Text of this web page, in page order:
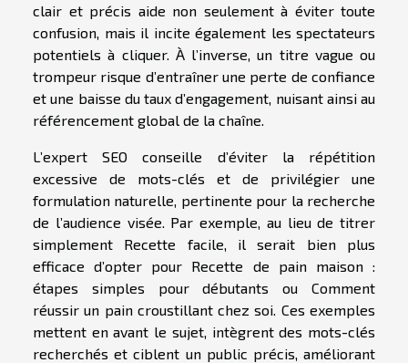
clair et précis aide non seulement à éviter toute
confusion, mais il incite également les spectateurs
potentiels à cliquer. À l’inverse, un titre vague ou
trompeur risque d’entraîner une perte de confiance
et une baisse du taux d’engagement, nuisant ainsi au
référencement global de la chaîne.
L’expert SEO conseille d’éviter la répétition
excessive de mots-clés et de privilégier une
formulation naturelle, pertinente pour la recherche
de l’audience visée. Par exemple, au lieu de titrer
simplement Recette facile, il serait bien plus
efficace d’opter pour Recette de pain maison :
étapes simples pour débutants ou Comment
réussir un pain croustillant chez soi. Ces exemples
mettent en avant le sujet, intègrent des mots-clés
recherchés et ciblent un public précis, améliorant